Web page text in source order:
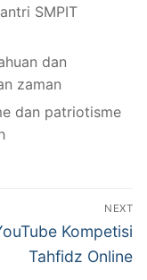
SMPIT
dan
zaman
dan patriotisme
NEXT
Kompetisi
Tahfidz Online